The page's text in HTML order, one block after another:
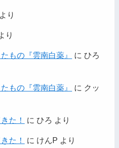
より
り
もの『雲南白薬』 に ひろ
もの『雲南白薬』 に クッ
た！ に ひろ より
た！ に けんP より